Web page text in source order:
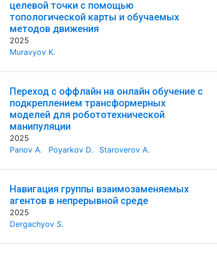
целевой точки с помощью
топологической карты и обучаемых
методов движения
2025
Muravyov K.
Переход с оффлайн на онлайн обучение с
подкреплением трансформерных
моделей для робототехнической
манипуляции
2025
Panov A.
Poyarkov D. Staroverov A.
Навигация группы взаимозаменяемых
агентов в непрерывной среде
2025
Dergachyov S.